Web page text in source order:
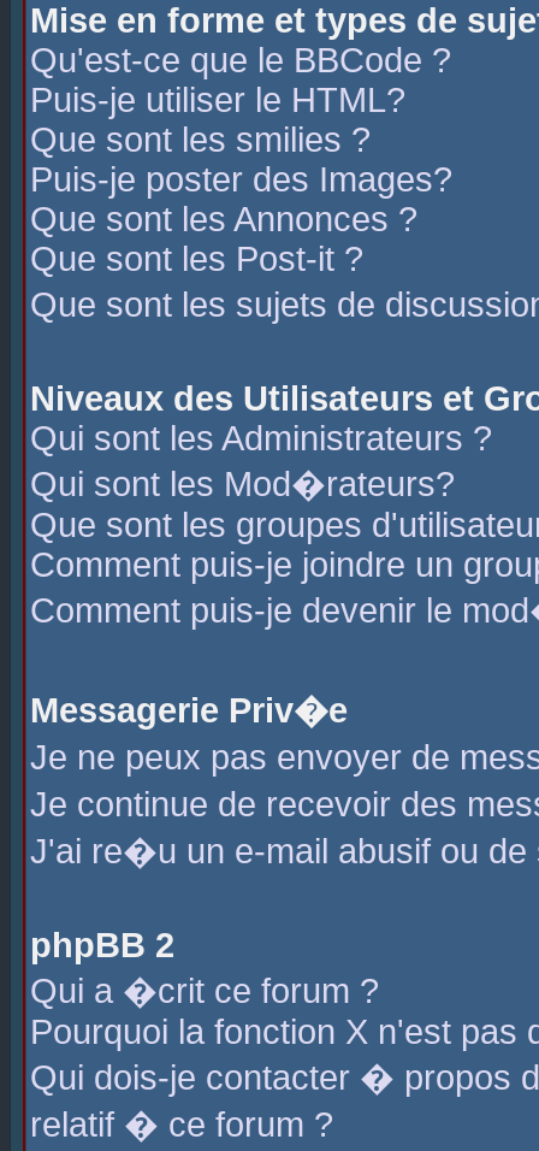
Mise en forme et types de
Qu'est-ce que le BBCode ?
Puis-je utiliser le HTML?
Que sont les smilies ?
Puis-je poster des Images?
Que sont les Annonces ?
Que sont les Post-it ?
Que sont les sujets de
Niveaux des Utilisateurs et
Qui sont les Administrateurs ?
Qui sont les Mod�rateurs?
Que sont les groupes
Comment puis-je joindre un
Comment puis-je devenir le
Messagerie Priv�e
Je ne peux pas envoyer de
Je continue de recevoir des
J'ai re�u un e-mail abusif ou de
phpBB 2
Qui a �crit ce forum ?
Pourquoi la fonction X n'est pas
Qui dois-je contacter � propos
relatif � ce forum ?